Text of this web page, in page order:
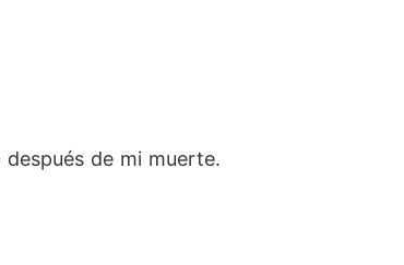
de mi muerte.